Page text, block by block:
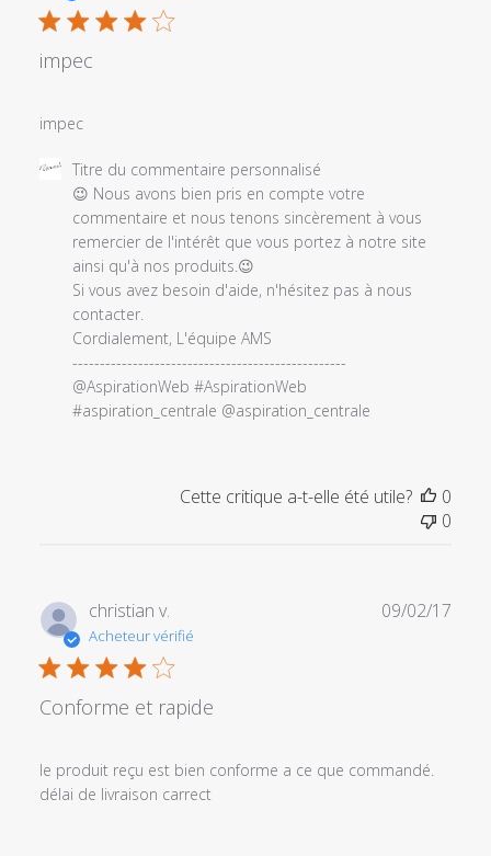
impec
impec
Commentaires
propriétaire
magasin
l'examen
Titre
commentaire
Titre du commentaire personnalisé
😉 Nous avons bien pris en compte votre
commentaire et nous tenons sincèrement à vous
remercier de l'intérêt que vous portez à notre site
ainsi qu'à nos produits.😉
Si vous avez besoin d'aide, n'hésitez pas à nous
contacter.
Cordialement, L'équipe AMS
--------------------------------------------------
@AspirationWeb #AspirationWeb
#aspiration_centrale @aspiration_centrale
Cette critique a-t-elle été utile?
0
0
christian v.
Acheteur vérifié
Conforme et rapide
le produit reçu est bien conforme a ce que commandé.
délai de livraison carrect
09/02/17